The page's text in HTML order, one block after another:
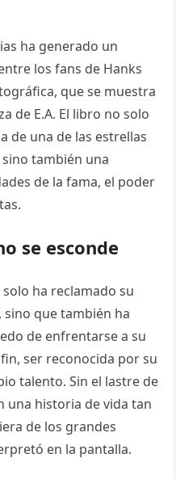
ha generado un
los fans de Hanks
que se muestra
de E.A. El libro no solo
de una de las estrellas
también una
de la fama, el poder
se esconde
ha reclamado su
que también ha
de enfrentarse a su
ser reconocida por su
talento. Sin el lastre de
una historia de vida tan
de los grandes
en la pantalla.